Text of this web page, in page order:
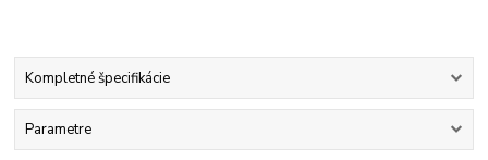
Kompletné špecifikácie
Parametre